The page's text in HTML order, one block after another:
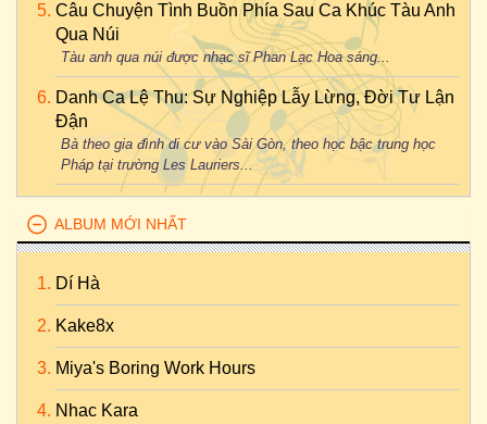
Câu Chuyện Tình Buồn Phía Sau Ca Khúc Tàu Anh
Qua Núi
Tàu anh qua núi được nhạc sĩ Phan Lạc Hoa sáng...
Danh Ca Lệ Thu: Sự Nghiệp Lẫy Lừng, Đời Tư Lận
Đận
Bà theo gia đình di cư vào Sài Gòn, theo học bậc trung học
Pháp tại trường Les Lauriers...
ALBUM MỚI NHẤT
Dí Hà
Kake8x
Miya's Boring Work Hours
Nhac Kara